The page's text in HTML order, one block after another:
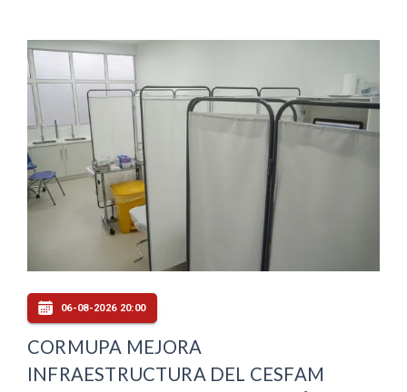
06-08-2026 20:00
CORMUPA MEJORA
INFRAESTRUCTURA DEL CESFAM